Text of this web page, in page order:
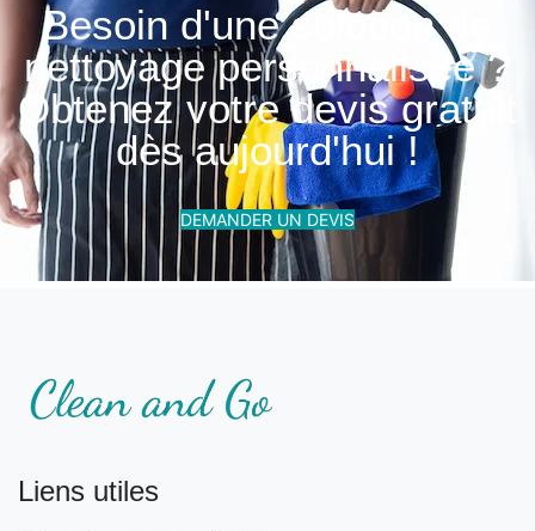
Besoin d'une solution de
nettoyage personnalisée ?
Obtenez votre devis gratuit
dès aujourd'hui !
DEMANDER UN DEVIS
Liens utiles